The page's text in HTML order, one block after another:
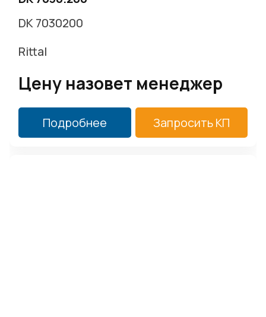
DK 7030200
Rittal
Цену назовет менеджер
Подробнее Запросить КП